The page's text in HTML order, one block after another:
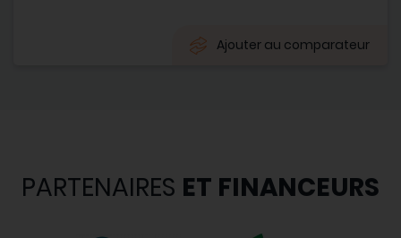
Ajouter au comparateur
PARTENAIRES ET FINANCEURS